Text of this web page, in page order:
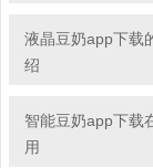
液晶豆奶app下载
绍
智能豆奶app下载
用